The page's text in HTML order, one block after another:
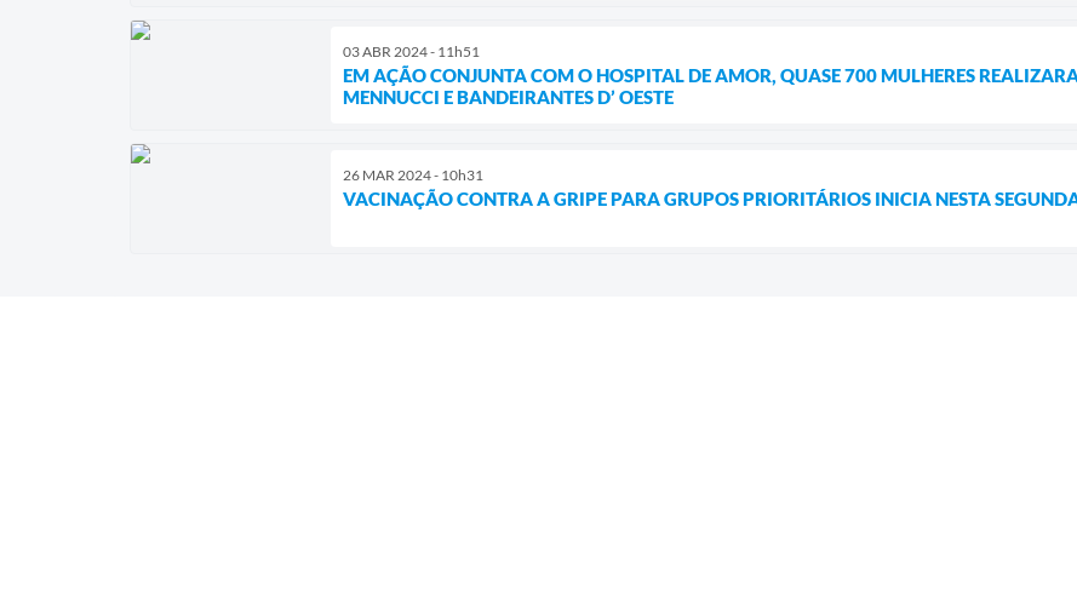
03 ABR 2024 - 11h51
EM AÇÃO CONJUNTA COM O HOSPITAL DE AMOR, QUASE 700 MULHERES
MENNUCCI E BANDEIRANTES D’ OESTE
26 MAR 2024 - 10h31
VACINAÇÃO CONTRA A GRIPE PARA GRUPOS PRIORITÁRIOS INICIA NESTA